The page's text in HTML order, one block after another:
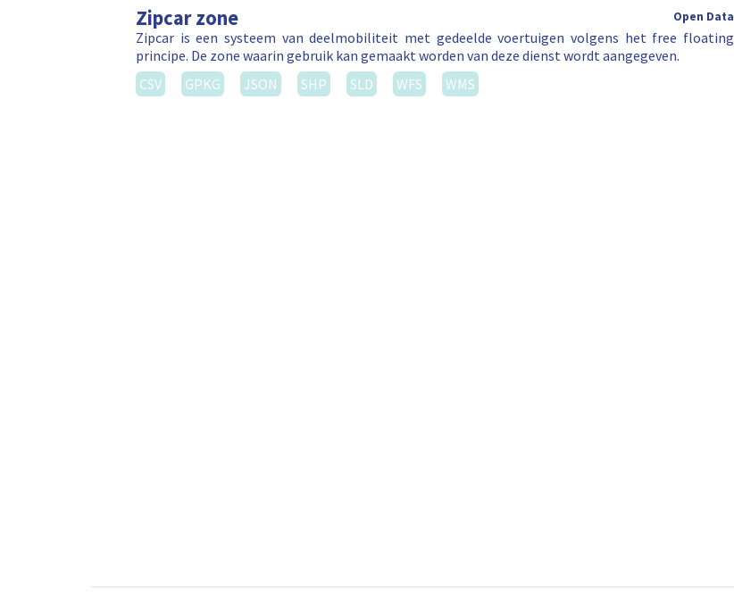
Zipcar zone Open Data
Zipcar is een systeem van deelmobiliteit met gedeelde voertuigen volgens het free floating
principe. De zone waarin gebruik kan gemaakt worden van deze dienst wordt aangegeven.
CSV
GPKG JSON SHP SLD WFS WMS